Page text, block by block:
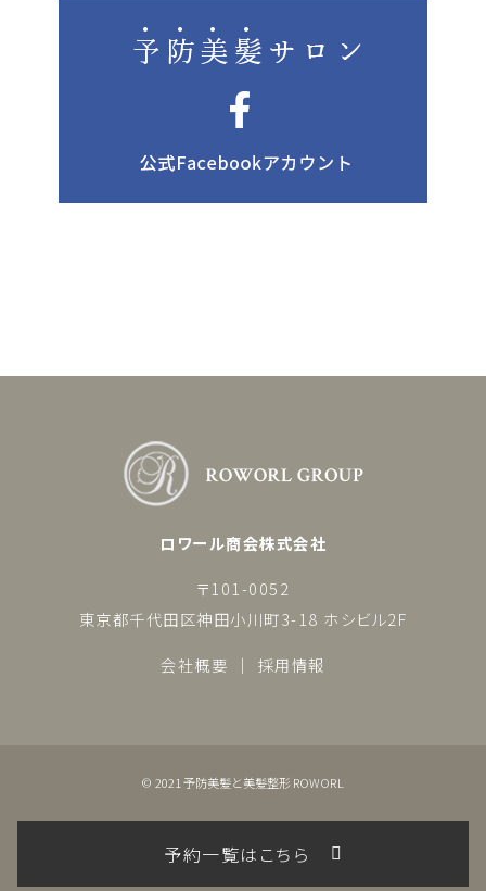
ロワール商会株式会社
〒101-0052
東京都千代田区神田小川町3-18 ホシビル2F
会社概要
採用情報
© 2021 予防美髪と美髪整形 ROWORL
予約一覧はこちら